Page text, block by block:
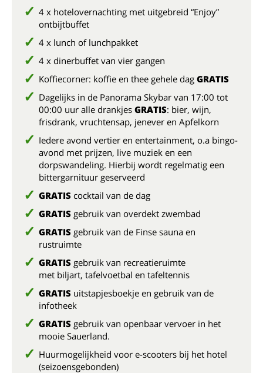
4 x hotelovernachting met uitgebreid “Enjoy”
ontbijtbuffet
4 x lunch of lunchpakket
4 x dinerbuffet van vier gangen
Koffiecorner: koffie en thee gehele dag GRATIS
Dagelijks in de Panorama Skybar van 17:00 tot
00:00 uur alle drankjes GRATIS: bier, wijn,
frisdrank, vruchtensap, jenever en Apfelkorn
Iedere avond vertier en entertainment, o.a bingo-
avond met prijzen, live muziek en een
dorpswandeling. Hierbij wordt regelmatig een
bittergarnituur geserveerd
GRATIS cocktail van de dag
GRATIS gebruik van overdekt zwembad
GRATIS gebruik van de Finse sauna en
rustruimte
GRATIS gebruik van recreatieruimte
met biljart, tafelvoetbal en tafeltennis
GRATIS uitstapjesboekje en gebruik van de
infotheek
GRATIS gebruik van openbaar vervoer in het
mooie Sauerland.
Huurmogelijkheid voor e-scooters bij het hotel
(seizoensgebonden)